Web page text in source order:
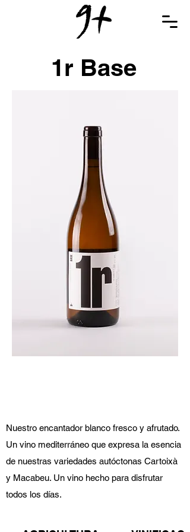
1r Base
Nuestro encantador blanco fresco y afrutado.
Un vino mediterráneo que expresa la esencia
de nuestras variedades autóctonas Cartoixà
y Macabeu. Un vino hecho para disfrutar
todos los días.